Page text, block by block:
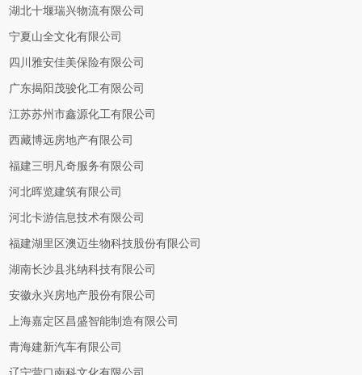
湖北十堰瑞兴物流有限公司
宁夏山全文化有限公司
四川雅安佳美保险有限公司
广东揭阳茂骏化工有限公司
江苏苏州市鑫源化工有限公司
西藏博远房地产有限公司
福建三明凡奇服务有限公司
河北晖览建筑有限公司
河北卡游信息技术有限公司
福建湖里区澳迈生物科技股份有限公司
湖南长沙县兆纳科技有限公司
安徽永兴房地产股份有限公司
上海嘉定区昌盛智能制造有限公司
青海建新汽车有限公司